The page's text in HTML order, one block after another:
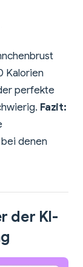
Kalorien
perfekte
Fazit:
denen
der KI-